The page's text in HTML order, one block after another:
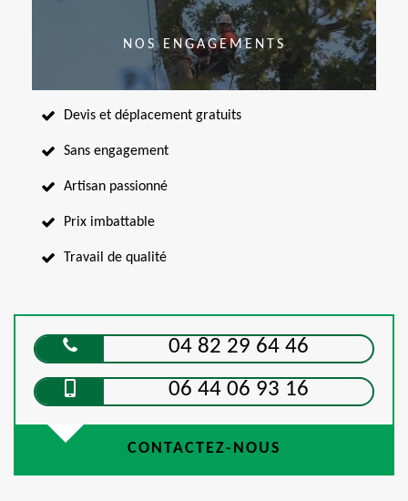
NOS ENGAGEMENTS
Devis et déplacement gratuits
Sans engagement
Artisan passionné
Prix imbattable
Travail de qualité
04 82 29 64 46
06 44 06 93 16
CONTACTEZ-NOUS